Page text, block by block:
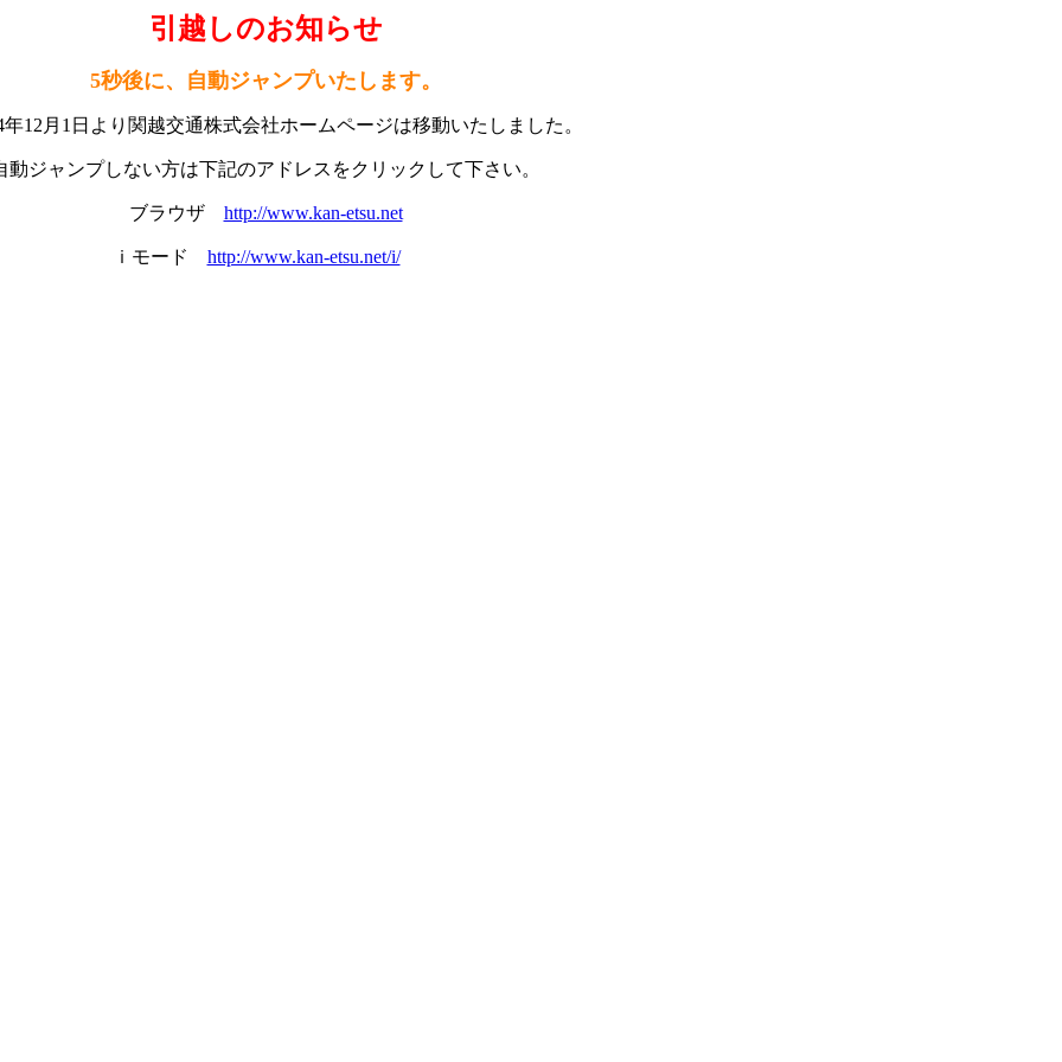
引越しのお知らせ
5秒後に、自動ジャンプいたします。
年12月1日より関越交通株式会社ホームページは移動いたしました。
動ジャンプしない方は下記のアドレスをクリックして下さい。
ブラウザ http://www.kan-etsu.net
ｉモード http://www.kan-etsu.net/i/